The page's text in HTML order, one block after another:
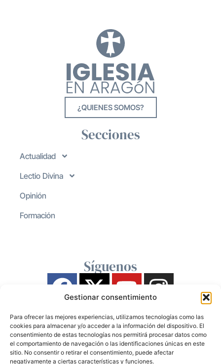
Gestionar consentimiento
Para ofrecer las mejores experiencias, utilizamos tecnologías como las
cookies para almacenar y/o acceder a la información del dispositivo. El
consentimiento de estas tecnologías nos permitirá procesar datos como
el comportamiento de navegación o las identificaciones únicas en este
sitio. No consentir o retirar el consentimiento, puede afectar
negativamente a ciertas características y funciones.
¿QUIENES SOMOS?
Secciones
Actualidad
Lectio Divina
Opinión
Formación
Síguenos